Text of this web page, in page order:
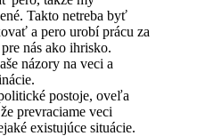
Takto netreba byť
a pero urobí prácu za
nás ako ihrisko.
názory na veci a
postoje, oveľa
prevraciame veci
existujúce situácie.